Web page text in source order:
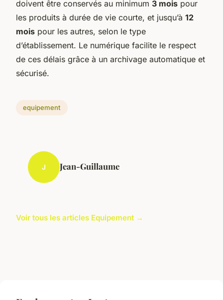
doivent être conservés au minimum 3 mois pour
les produits à durée de vie courte, et jusqu’à 12
mois pour les autres, selon le type
d’établissement. Le numérique facilite le respect
de ces délais grâce à un archivage automatique et
sécurisé.
equipement
J Jean-Guillaume
Voir tous les articles Equipement →